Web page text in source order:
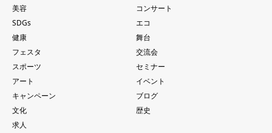
美容
コンサート
SDGs
エコ
健康
舞台
フェスタ
交流会
スポーツ
セミナー
アート
イベント
キャンペーン
ブログ
文化
歴史
求人